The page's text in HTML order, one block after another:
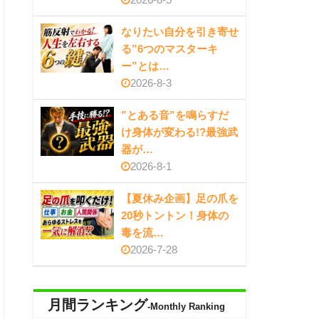
なりたい自分を引き寄せ
る”6つのマスターキ
ー”とは…
2026-8-3
”とある音”を鳴らすだ
け身体が変わる!?最強武
器が…
2026-8-1
【夏休み企画】足の爪を
20秒トントン！身体の
毒を流…
2026-7-28
月間ランキング-Monthly Ranking